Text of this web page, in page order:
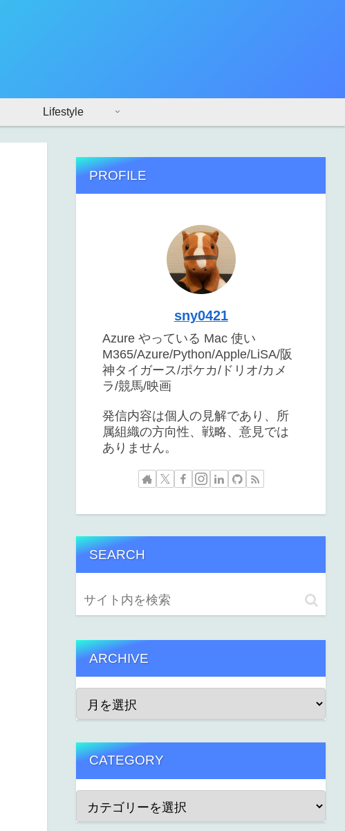
Lifestyle
PROFILE
sny0421
Azure やっている Mac 使い
M365/Azure/Python/Apple/LiSA/阪
神タイガース/ポケカ/ドリオ/カメ
ラ/競馬/映画
発信内容は個人の見解であり、所
属組織の方向性、戦略、意見では
ありません。
SEARCH
ARCHIVE
CATEGORY